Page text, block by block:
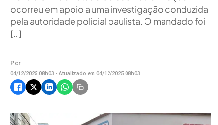
ocorreu em apoio a uma investigação conduzida
pela autoridade policial paulista. O mandado foi
[…]
Por
04/12/2025 08h03 - Atualizado em 04/12/2025 08h03